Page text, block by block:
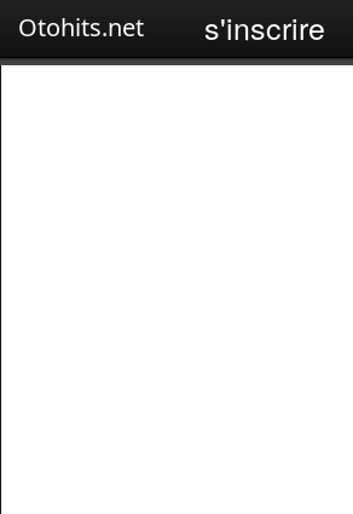
Otohits.net s'inscrire